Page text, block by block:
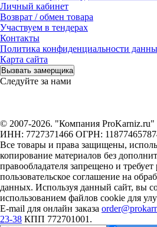
Личный кабинет
Возврат / обмен товара
Участвуем в тендерах
Контакты
Политика конфиденциальности
Карта сайта
Вызвать замерщика
Следуйте за нами
© 2007-2026. "Компания ProKarniz.ru"
ИНН: 7727371466 ОГРН:
Все товары и права защищены,
копирование материалов без
правообладателя запрещено и
пользовательское соглашение на
данных. Используя данный сайт, вы
использованием файлов cookie для
E-mail для онлайн заказа
23-38 КПП 772701001.